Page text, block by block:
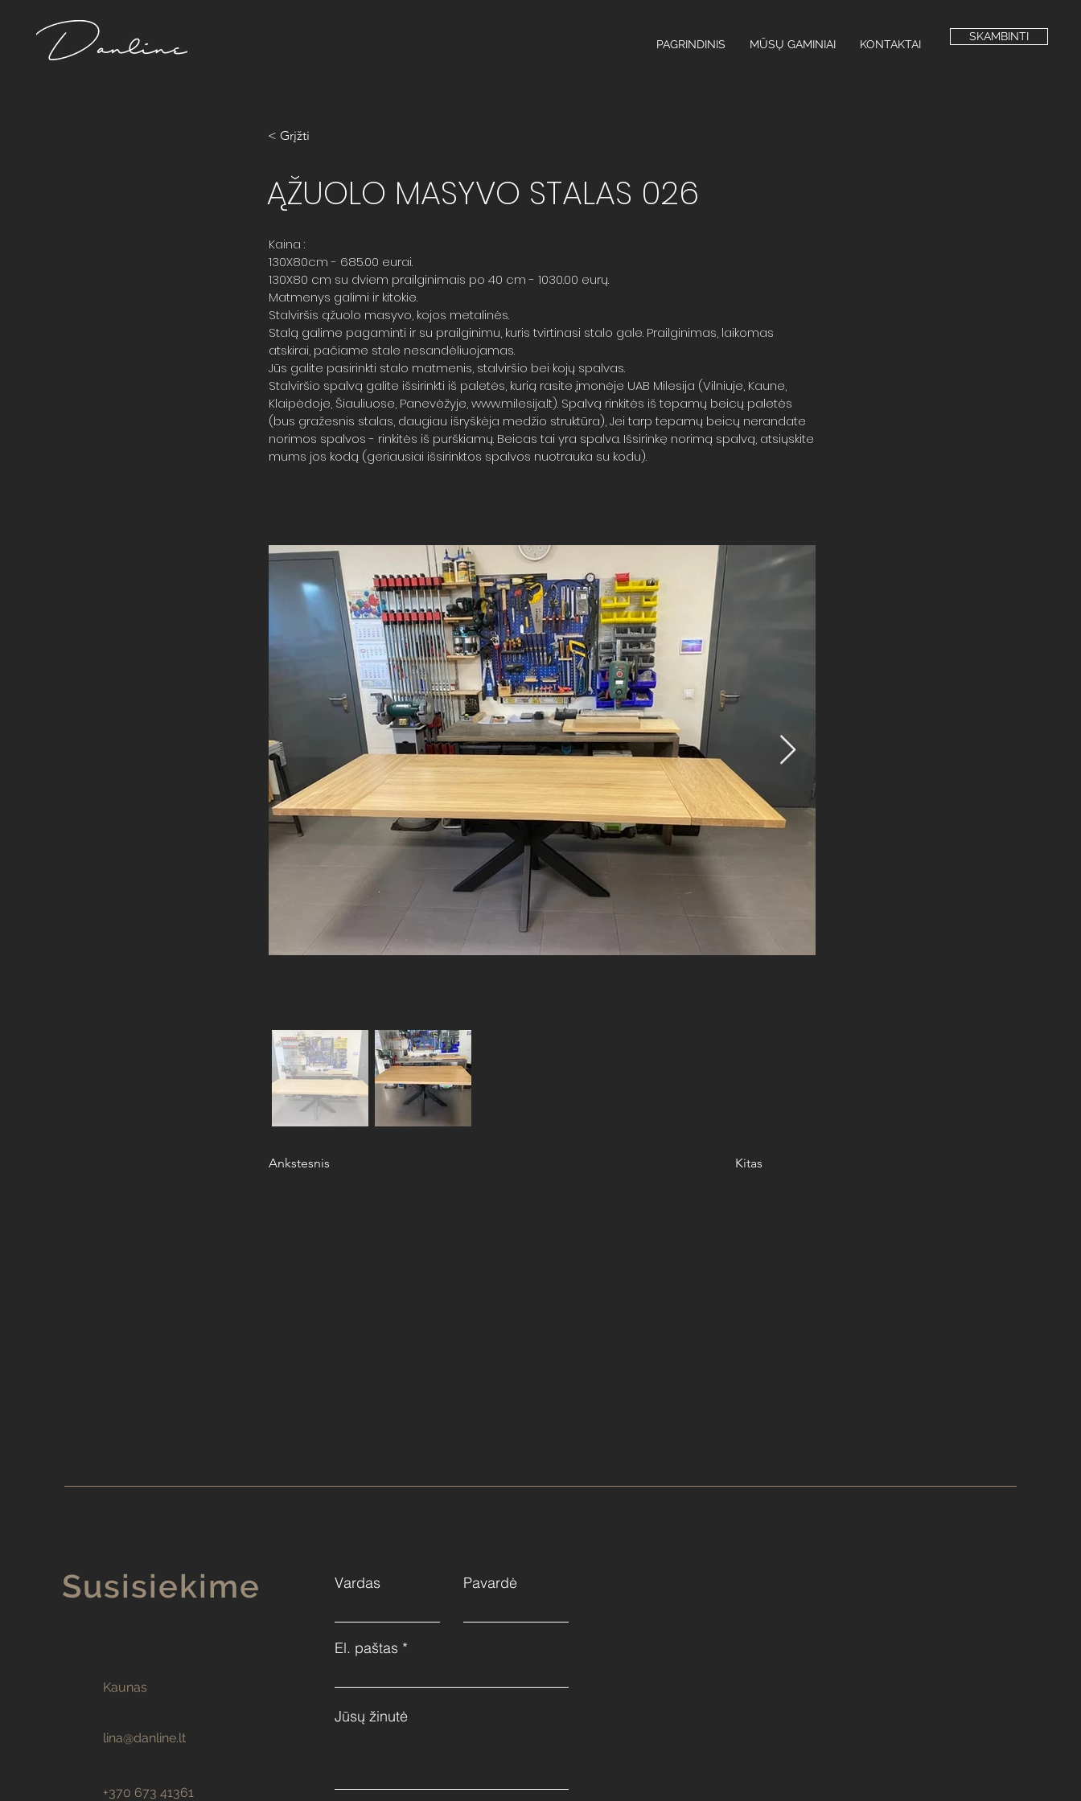
PAGRINDINIS MŪSŲ GAMINIAI KONTAKTAI
SKAMBINTI
< Grįžti
ĄŽUOLO MASYVO STALAS 026
Kaina :
130X80cm - 685.00 eurai.
130X80 cm su dviem prailginimais po 40 cm - 1030.00 eurų.
Matmenys galimi ir kitokie.
Stalviršis ąžuolo masyvo, kojos metalinės.
Stalą galime pagaminti ir su prailginimu, kuris tvirtinasi stalo gale. Prailginimas, laikomas
atskirai, pačiame stale nesandėliuojamas.
Jūs galite pasirinkti stalo matmenis, stalviršio bei kojų spalvas.
Stalviršio spalvą galite išsirinkti iš paletės, kurią rasite įmonėje UAB Milesija (Vilniuje, Kaune,
Klaipėdoje, Šiauliuose, Panevėžyje,www.milesija.lt). Spalvą rinkitės iš tepamų beicų paletės
(bus gražesnis stalas, daugiau išryškėja medžio struktūra), Jei tarp tepamų beicų nerandate
norimos spalvos - rinkitės iš purškiamų. Beicas tai yra spalva. Išsirinkę norimą spalvą, atsiųskite
mums jos kodą (geriausiai išsirinktos spalvos nuotrauka su kodu).
Ankstesnis Kitas
Susisiekime
Kaunas
lina@danline.lt
+370 673 41361
Vardas Pavardė
El. paštas
Jūsų žinutė